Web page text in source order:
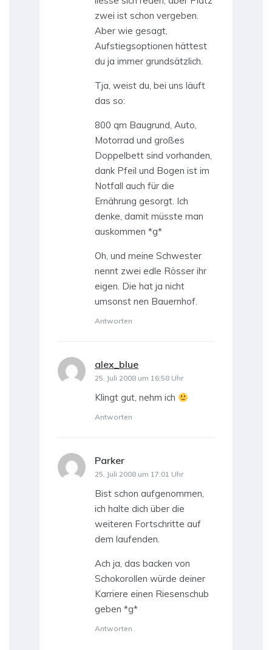
zwei ist schon vergeben.
Aber wie gesagt,
Aufstiegsoptionen hättest
du ja immer grundsätzlich.
Tja, weist du, bei uns läuft
das so:
800 qm Baugrund, Auto,
Motorrad und großes
Doppelbett sind vorhanden,
dank Pfeil und Bogen ist im
Notfall auch für die
Ernährung gesorgt. Ich
denke, damit müsste man
auskommen *g*
Oh, und meine Schwester
nennt zwei edle Rösser ihr
eigen. Die hat ja nicht
umsonst nen Bauernhof.
Antworten
alex_blue
25. Juli 2008 um 16:58 Uhr
Klingt gut, nehm ich
Antworten
Parker
25. Juli 2008 um 17:01 Uhr
Bist schon aufgenommen,
ich halte dich über die
weiteren Fortschritte auf
dem laufenden.
Ach ja, das backen von
Schokorollen würde deiner
Karriere einen Riesenschub
geben *g*
Antworten